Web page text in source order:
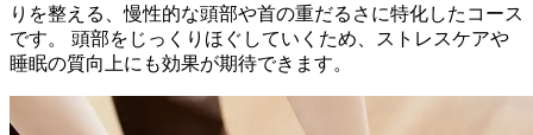
りを整える、慢性的な頭部や首の重だるさに特化したコース
です。 頭部をじっくりほぐしていくため、ストレスケアや
睡眠の質向上にも効果が期待できます。